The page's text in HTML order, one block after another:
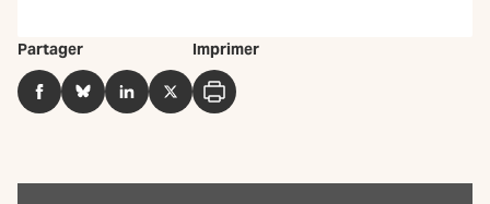
Partager
FacebookBlueSkyLinkedInTwitter
Imprimer
Imprimer